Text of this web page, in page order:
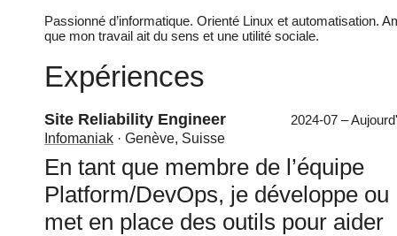
Passionné d’informatique. Orienté Linux et automatisation.
que mon travail ait du sens et une utilité sociale.
Expériences
Site Reliability Engineer
Infomaniak · Genève, Suisse
2024-07 –
En tant que membre de l’équipe
Platform/DevOps, je développe ou
met en place des outils pour aider